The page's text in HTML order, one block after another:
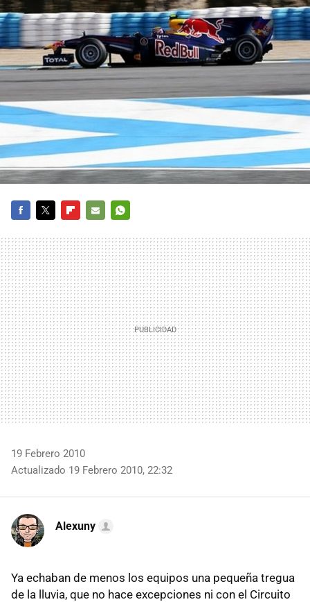
MAIL
19 Febrero 2010
Actualizado 19 Febrero 2010, 22:32
Alexuny
Ya echaban de menos los equipos una pequeña tregua
de la lluvia, que no hace excepciones ni con el Circuito